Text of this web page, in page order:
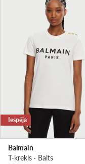
Iespēja
Balmain
T-krekls · Balts